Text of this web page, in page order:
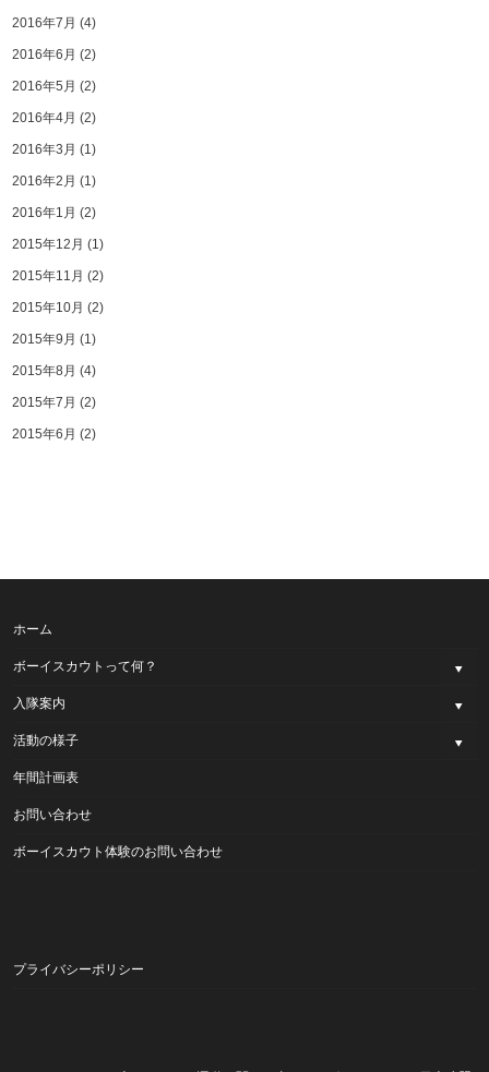
2016年7月 (4)
2016年6月 (2)
2016年5月 (2)
2016年4月 (2)
2016年3月 (1)
2016年2月 (1)
2016年1月 (2)
2015年12月 (1)
2015年11月 (2)
2015年10月 (2)
2015年9月 (1)
2015年8月 (4)
2015年7月 (2)
2015年6月 (2)
ホーム
ボーイスカウトって何？
入隊案内
活動の様子
年間計画表
お問い合わせ
ボーイスカウト体験のお問い合わせ
プライバシーポリシー